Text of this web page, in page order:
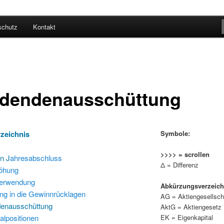
Kontakt
Jahresabschluss
in die Gewinnrücklagen
Symbole:
>>>> = scrollen
Δ = Differenz
AG =
AktG = Aktiengesetz
EK = Eigenkapital